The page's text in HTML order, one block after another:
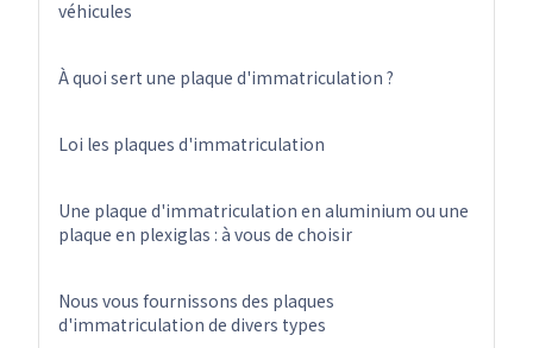
véhicules
À quoi sert une plaque d'immatriculation ?
Loi les plaques d'immatriculation
Une plaque d'immatriculation en aluminium ou une
plaque en plexiglas : à vous de choisir
Nous vous fournissons des plaques
d'immatriculation de divers types